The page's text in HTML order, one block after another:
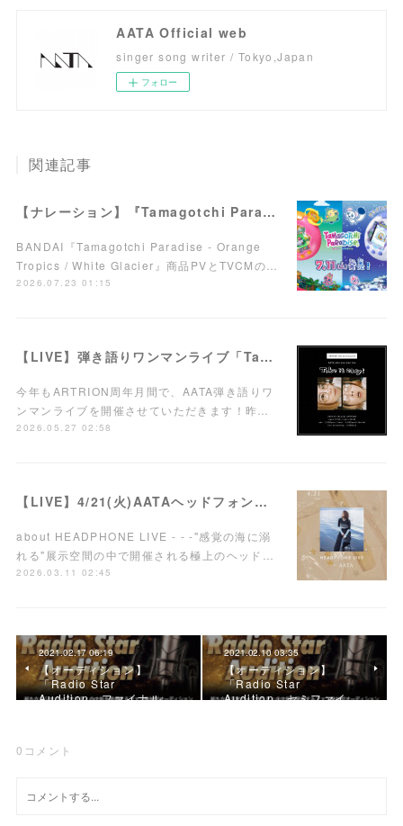
AATA Official web
singer song writer / Tokyo,Japan
フォロー
関連記事
【ナレーション】『Tamagotchi Paradise - Orange Tropics / White Glacier』商品PV／TVCM
BANDAI『Tamagotchi Paradise - Orange
Tropics / White Glacier』商品PVとTVCMの…
2026.07.23 01:15
【LIVE】弾き語りワンマンライブ「Take it easy!」7/15(水)西荻窪ARTRIONにて開催！
今年もARTRION周年月間で、AATA弾き語りワ
ンマンライブを開催させていただきます！昨…
2026.05.27 02:58
【LIVE】4/21(火)AATAヘッドフォンワンマンライブ開催！
about HEADPHONE LIVE - - -"感覚の海に溺
れる"展示空間の中で開催される極上のヘッド…
2026.03.11 02:45
2021.02.17 06:19
【オーディション】
「Radio Star
Audition」ファイナル…
2021.02.10 03:35
【オーディション】
「Radio Star
Audition」セミファイ…
0 コメント